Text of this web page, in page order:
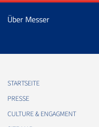
Über Messer
STARTSEITE
PRESSE
CULTURE & ENGAGMENT